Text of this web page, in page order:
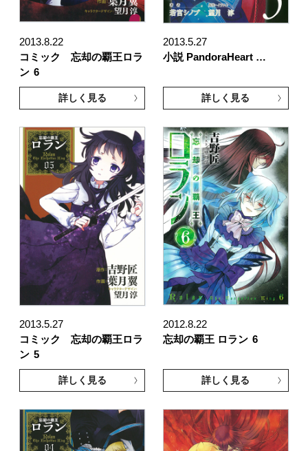
2013.8.22
コミック 忘却の覇王ロラ
ン 6
詳しく見る
2013.5.27
小説 PandoraHeart …
詳しく見る
2013.5.27
コミック 忘却の覇王ロラ
ン 5
詳しく見る
2012.8.22
忘却の覇王 ロラン 6
詳しく見る